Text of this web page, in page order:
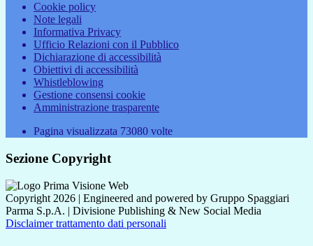
Cookie policy
Note legali
Informativa Privacy
Ufficio Relazioni con il Pubblico
Dichiarazione di accessibilità
Obiettivi di accessibilità
Whistleblowing
Gestione consensi cookie
Amministrazione trasparente
Pagina visualizzata 73080 volte
Sezione Copyright
Copyright 2026 | Engineered and powered by Gruppo Spaggiari
Parma S.p.A. | Divisione Publishing & New Social Media
Disclaimer trattamento dati personali